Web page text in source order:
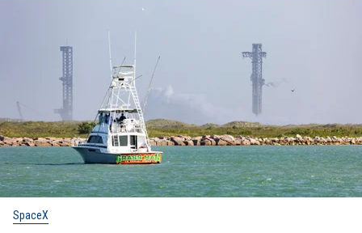
SpaceX